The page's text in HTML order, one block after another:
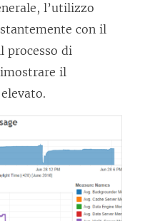
l’utilizzo
con il
processo di
il